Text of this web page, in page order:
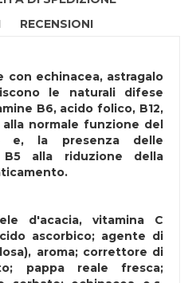
RECENSIONI
con echinacea, astragalo
le naturali difese
B6, acido folico, B12,
normale funzione del
e, la presenza delle
alla riduzione della
d'acacia, vitamina C
ascorbico; agente di
aroma; correttore di
pappa reale fresca;